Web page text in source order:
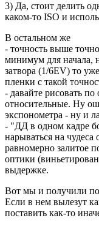
3) Да, стоит делить
каком-то ISO и
В остальном же
- точность выше
минимум для начала,
затвора (1/6EV) то
пленки с такой
- давайте рисовать
относительные. Ну
экспонометра - ну и
- "ДД в одном кадре
нарываться на
равномерно залитое
оптики
выдержке.
Вот мы и получили
Если в нем вылезут
поставить как-то